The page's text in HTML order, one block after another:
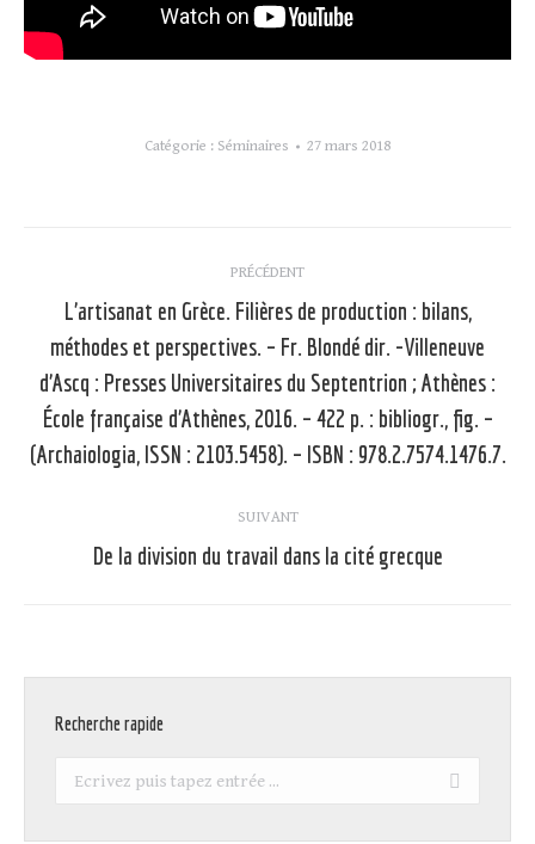
Catégorie : Séminaires 27 mars 2018
article
PRÉCÉDENT
Article
précédent
:
L’artisanat en Grèce. Filières de production : bilans,
méthodes et perspectives. – Fr. Blondé dir. -Villeneuve
d’Ascq : Presses Universitaires du Septentrion ; Athènes :
École française d’Athènes, 2016. – 422 p. : bibliogr., fig. –
(Archaiologia, ISSN : 2103.5458). – ISBN : 978.2.7574.1476.7.
SUIVANT
Article
De la division du travail dans la cité grecque
Recherche rapide
Recherche